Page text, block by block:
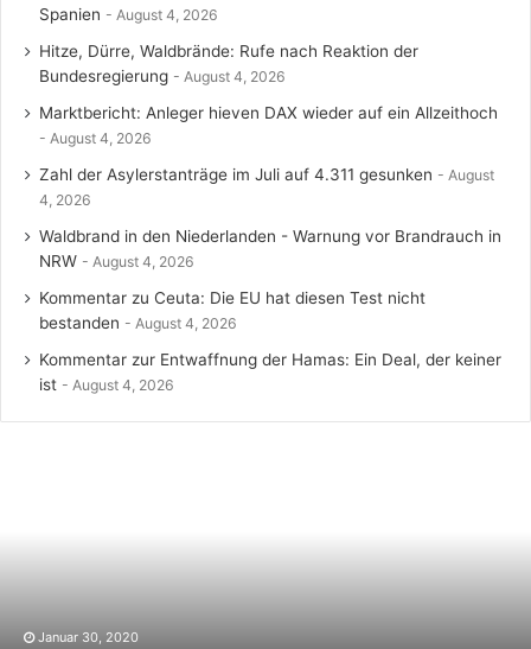
Spanien
August 4, 2026
Hitze, Dürre, Waldbrände: Rufe nach Reaktion der
Bundesregierung
August 4, 2026
Marktbericht: Anleger hieven DAX wieder auf ein Allzeithoch
August 4, 2026
Zahl der Asylerstanträge im Juli auf 4.311 gesunken
August
4, 2026
Waldbrand in den Niederlanden - Warnung vor Brandrauch in
NRW
August 4, 2026
Kommentar zu Ceuta: Die EU hat diesen Test nicht
bestanden
August 4, 2026
Kommentar zur Entwaffnung der Hamas: Ein Deal, der keiner
ist
August 4, 2026
Januar 30, 2020